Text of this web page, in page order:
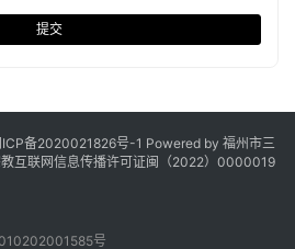
提交
ICP备2020021826号-1 Powered by 福州市三
互联网信息传播许可证闽（2022）0000019
号